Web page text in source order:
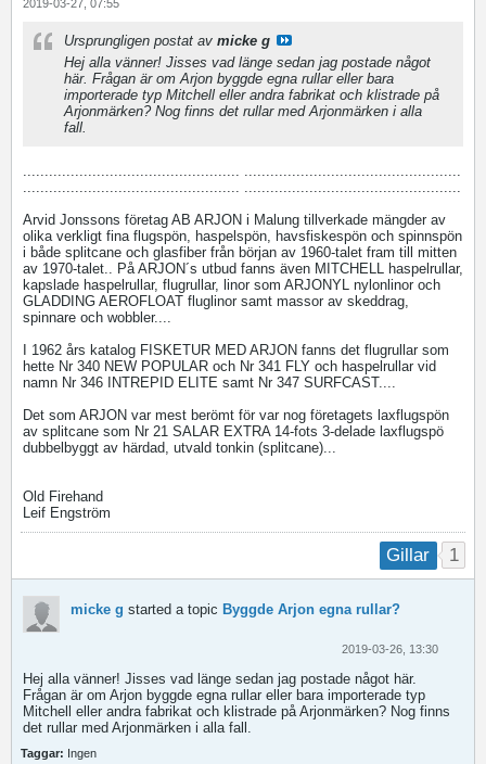
2019-03-27, 07:55
Ursprungligen postat av micke g
Hej alla vänner! Jisses vad länge sedan jag postade något
här. Frågan är om Arjon byggde egna rullar eller bara
importerade typ Mitchell eller andra fabrikat och klistrade på
Arjonmärken? Nog finns det rullar med Arjonmärken i alla
fall.
.................................................. ..................................................
.................................................. ..................................................
Arvid Jonssons företag AB ARJON i Malung tillverkade mängder av
olika verkligt fina flugspön, haspelspön, havsfiskespön och spinnspön
i både splitcane och glasfiber från början av 1960-talet fram till mitten
av 1970-talet.. På ARJON´s utbud fanns även MITCHELL haspelrullar,
kapslade haspelrullar, flugrullar, linor som ARJONYL nylonlinor och
GLADDING AEROFLOAT fluglinor samt massor av skeddrag,
spinnare och wobbler....
I 1962 års katalog FISKETUR MED ARJON fanns det flugrullar som
hette Nr 340 NEW POPULAR och Nr 341 FLY och haspelrullar vid
namn Nr 346 INTREPID ELITE samt Nr 347 SURFCAST....
Det som ARJON var mest berömt för var nog företagets laxflugspön
av splitcane som Nr 21 SALAR EXTRA 14-fots 3-delade laxflugspö
dubbelbyggt av härdad, utvald tonkin (splitcane)...
Old Firehand
Leif Engström
Gillar 1
micke g started a topic Byggde Arjon egna rullar?
2019-03-26, 13:30
Hej alla vänner! Jisses vad länge sedan jag postade något här.
Frågan är om Arjon byggde egna rullar eller bara importerade typ
Mitchell eller andra fabrikat och klistrade på Arjonmärken? Nog finns
det rullar med Arjonmärken i alla fall.
Taggar: Ingen